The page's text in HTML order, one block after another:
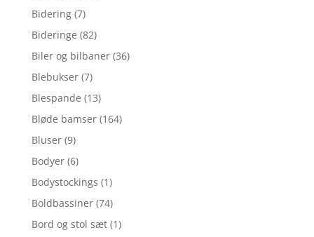
Bidering (7)
Bideringe (82)
Biler og bilbaner (36)
Blebukser (7)
Blespande (13)
Bløde bamser (164)
Bluser (9)
Bodyer (6)
Bodystockings (1)
Boldbassiner (74)
Bord og stol sæt (1)